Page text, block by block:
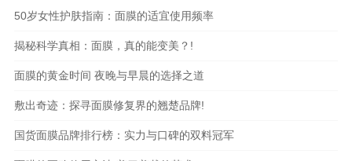
50岁女性护肤指南：面膜的适宜使用频率
揭秘科学真相：面膜，真的能变美？!
面膜的黄金时间 夜晚与早晨的选择之道
敷出奇迹：探寻面膜修复界的翘楚品牌!
国货面膜品牌排行榜：实力与口碑的双料冠军